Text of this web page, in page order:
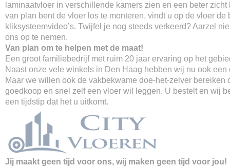
laminaatvloer in verschillende kamers zien en een beter zicht
van plan bent de vloer los te monteren, vindt u op de vloer de
kliksysteemvideo’s. Twijfel je nog steeds verkeerd? Aarzel
ons op te nemen.
Van plan om te helpen met de maat!
Een groot familiebedrijf met ruim 20 jaar ervaring op het
Naast onze vele winkels in Den Haag hebben wij nu ook
Maar we willen ook de vakbekwame doe-het-zelver bereiken
goedkoop en snel zelf een vloer wil leggen. U bestelt en wij
een tijdstip dat het u uitkomt.
Jij maakt geen tijd voor ons, wij maken geen tijd voor jou!